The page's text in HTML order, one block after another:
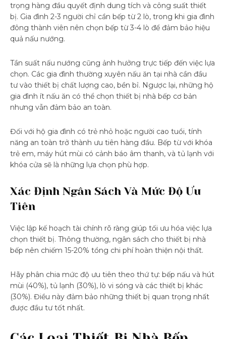
trọng hàng đầu quyết định dung tích và công suất thiết
bị. Gia đình 2-3 người chỉ cần bếp từ 2 lò, trong khi gia đình
đông thành viên nên chọn bếp từ 3-4 lò để đảm bảo hiệu
quả nấu nướng.
Tần suất nấu nướng cũng ảnh hưởng trực tiếp đến việc lựa
chọn. Các gia đình thường xuyên nấu ăn tại nhà cần đầu
tư vào thiết bị chất lượng cao, bền bỉ. Ngược lại, những hộ
gia đình ít nấu ăn có thể chọn thiết bị nhà bếp cơ bản
nhưng vẫn đảm bảo an toàn.
Đối với hộ gia đình có trẻ nhỏ hoặc người cao tuổi, tính
năng an toàn trở thành ưu tiên hàng đầu. Bếp từ với khóa
trẻ em, máy hút mùi có cảnh báo âm thanh, và tủ lạnh với
khóa cửa sẽ là những lựa chọn phù hợp.
Xác Định Ngân Sách Và Mức Độ Ưu
Tiên
Việc lập kế hoạch tài chính rõ ràng giúp tối ưu hóa việc lựa
chọn thiết bị. Thông thường, ngân sách cho thiết bị nhà
bếp nên chiếm 15-20% tổng chi phí hoàn thiện nội thất.
Hãy phân chia mức độ ưu tiên theo thứ tự: bếp nấu và hút
mùi (40%), tủ lạnh (30%), lò vi sóng và các thiết bị khác
(30%). Điều này đảm bảo những thiết bị quan trọng nhất
được đầu tư tốt nhất.